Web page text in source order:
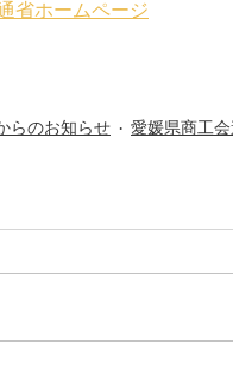
省ホームページ
らのお知らせ 愛媛県商工